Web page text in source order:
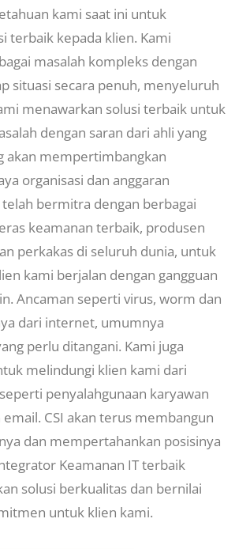
kami saat ini untuk
terbaik kepada klien. Kami
masalah kompleks dengan
situasi secara penuh, menyeluruh
menawarkan solusi terbaik untuk
dengan saran dari ahli yang
akan mempertimbangkan
organisasi dan anggaran
bermitra dengan berbagai
keamanan terbaik, produsen
perkakas di seluruh dunia, untuk
kami berjalan dengan gangguan
Ancaman seperti virus, worm dan
dari internet, umumnya
perlu ditangani. Kami juga
melindungi klien kami dari
penyalahgunaan karyawan
CSI akan terus membangun
dan mempertahankan posisinya
Keamanan IT terbaik
solusi berkualitas dan bernilai
untuk klien kami.